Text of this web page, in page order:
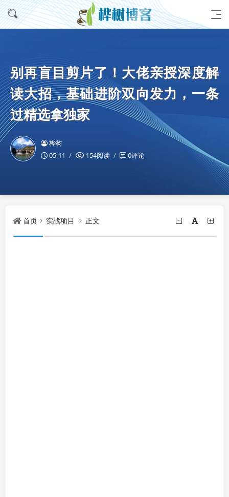
别再盲目剪片了！大佬亲授深度解
读大招，基础进阶双向发力，一条
过精选拿独家
桦树
05-11
154阅读 0评论
首页 实战项目 正文